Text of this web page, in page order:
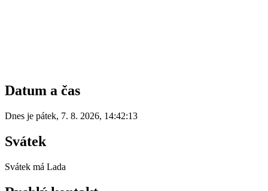
Datum a čas
Dnes je pátek, 7. 8. 2026, 14:42:13
Svátek
Svátek má Lada